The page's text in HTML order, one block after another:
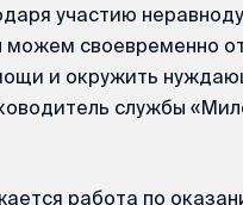
участию
можем своевременно
и окружить
службы
работа по